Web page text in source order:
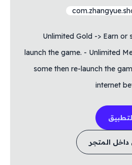
- Unlimited Gold -> Earn
launch the game. - Unlimited
some then re-launch the
internet
المتجر